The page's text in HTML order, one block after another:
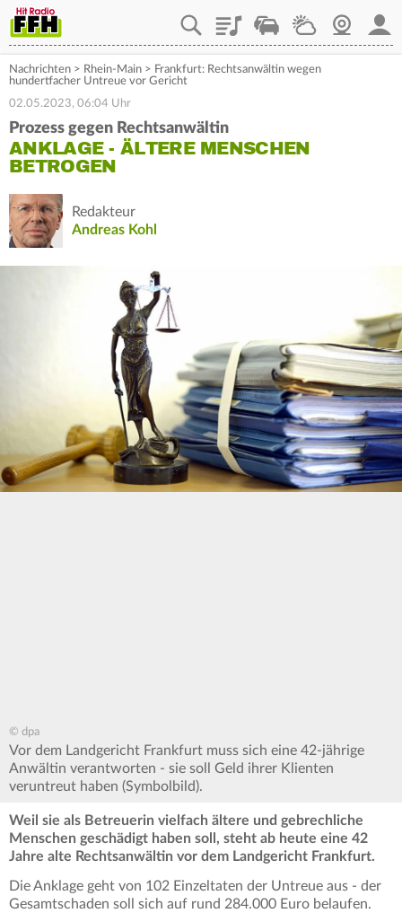
PlaylistStaupilotWetterWebcam
Nachrichten > Rhein-Main > Frankfurt: Rechtsanwältin wegen
hundertfacher Untreue vor Gericht
02.05.2023, 06:04 Uhr
Prozess gegen Rechtsanwältin
ANKLAGE - ÄLTERE MENSCHEN
BETROGEN
Redakteur
Andreas Kohl
© dpa
Vor dem Landgericht Frankfurt muss sich eine 42-jährige
Anwältin verantworten - sie soll Geld ihrer Klienten
veruntreut haben (Symbolbild).
Weil sie als Betreuerin vielfach ältere und gebrechliche
Menschen geschädigt haben soll, steht ab heute eine 42
Jahre alte Rechtsanwältin vor dem Landgericht Frankfurt.
Die Anklage geht von 102 Einzeltaten der Untreue aus - der
Gesamtschaden soll sich auf rund 284.000 Euro belaufen.